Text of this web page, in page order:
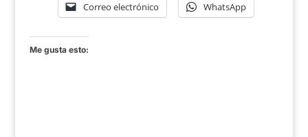
Correo electrónico WhatsApp
Me gusta esto: